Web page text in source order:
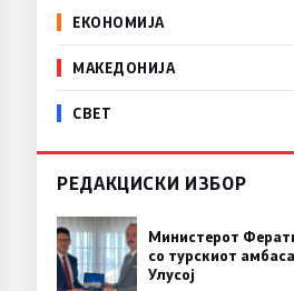
ЕКОНОМИЈА
МАКЕДОНИЈА
СВЕТ
РЕДАКЦИСКИ ИЗБОР
Министерот
со турскиот
Улусој